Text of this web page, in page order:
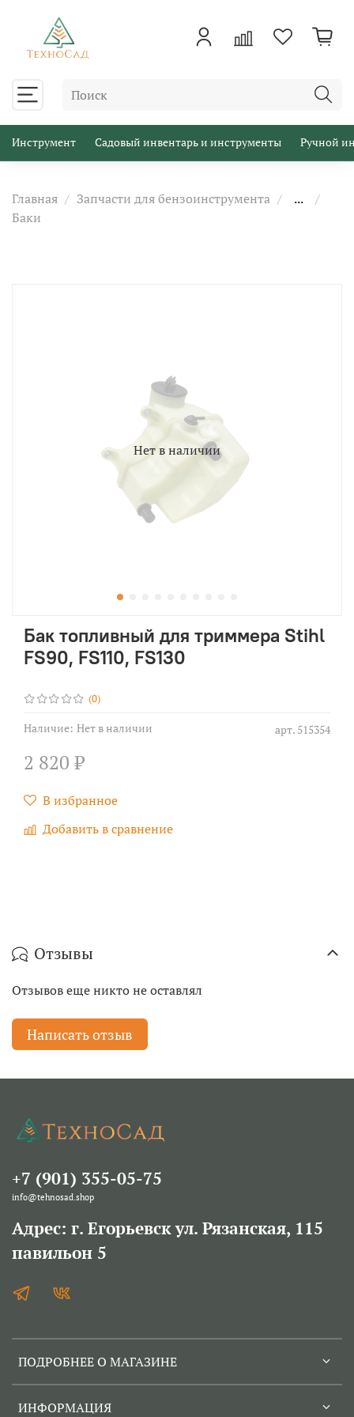
Инструмент Садовый инвентарь и инструменты Ручной
Главная Запчасти для бензоинструмента
...
Баки
Нет в наличии
(0)
арт. 515354
Наличие: Нет в наличии
Бак топливный для триммера Stihl
FS90, FS110, FS130
2 820 ₽
В избранное
Добавить в сравнение
Отзывы
Отзывов еще никто не оставлял
Написать отзыв
ПОДРОБНЕЕ О МАГАЗИНЕ
ИНФОРМАЦИЯ
+7 (901) 355-05-75
info@tehnosad.shop
Адрес: г. Егорьевск ул. Рязанская, 115
павильон 5